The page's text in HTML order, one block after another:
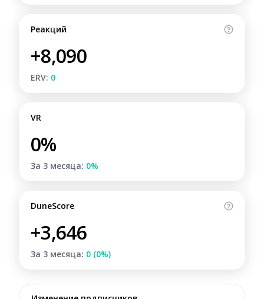
Реакций
+8,090
ERV: 0
VR
0%
За 3 месяца: 0%
DuneScore
+3,646
За 3 месяца: 0 (0%)